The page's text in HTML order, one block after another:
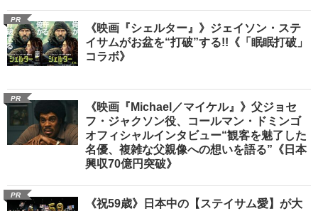
PR
《映画『シェルター』》ジェイソン・ステ
イサムがお盆を“打破”する!!《「眠眠打破」
コラボ》
PR
《映画『Michael／マイケル』》父ジョセ
フ・ジャクソン役、コールマン・ドミンゴ
オフィシャルインタビュー“観客を魅了した
名優、複雑な父親像への想いを語る”《日本
興収70億円突破》
PR
《祝59歳》日本中の【ステイサム愛】が大